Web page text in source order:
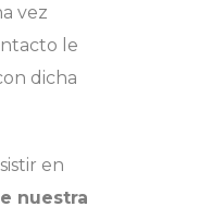
vez
le
dicha
en
nuestra